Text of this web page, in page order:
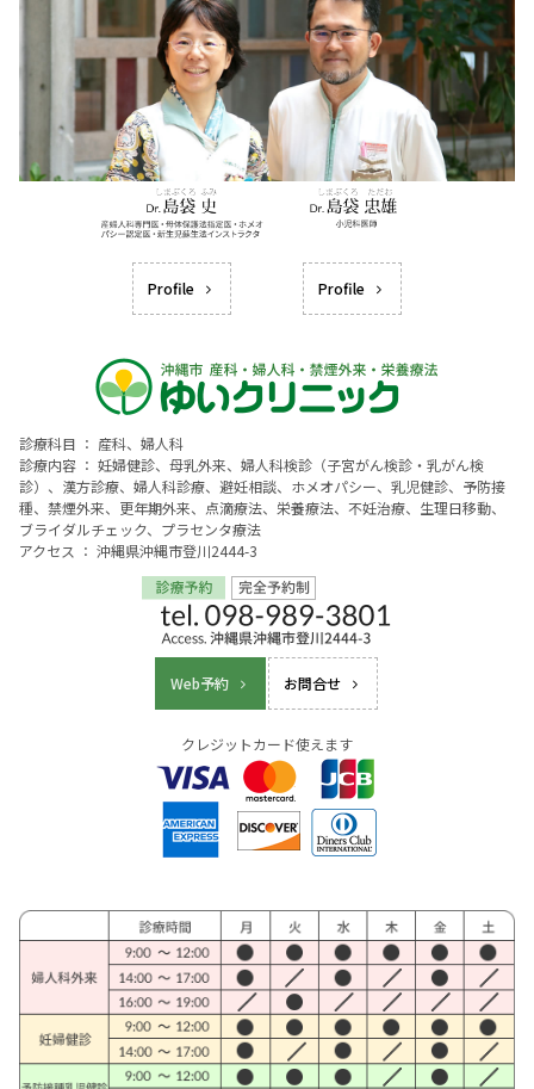
Profile Profile
診療科目 ： 産科、婦人科
診療内容 ： 妊婦健診、母乳外来、婦人科検診（子宮がん検診・乳がん検
診）、漢方診療、婦人科診療、避妊相談、ホメオパシー、乳児健診、予防接
種、禁煙外来、更年期外来、点滴療法、栄養療法、不妊治療、生理日移動、
ブライダルチェック、プラセンタ療法
アクセス ： 沖縄県沖縄市登川2444-3
Web予約 お問合せ
クレジットカード使えます